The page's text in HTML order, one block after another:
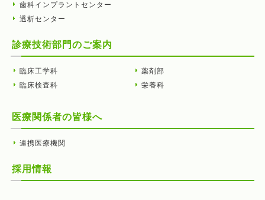
歯科インプラントセンター
透析センター
診療技術部門のご案内
臨床工学科
臨床検査科
薬剤部
栄養科
医療関係者の皆様へ
連携医療機関
採用情報